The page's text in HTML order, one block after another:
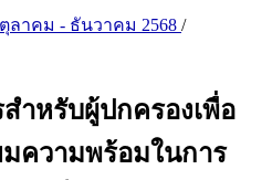
ลาคม - ธันวาคม 2568 /
ำหรับผู้ปกครองเพื่อ
ความพร้อมในการ